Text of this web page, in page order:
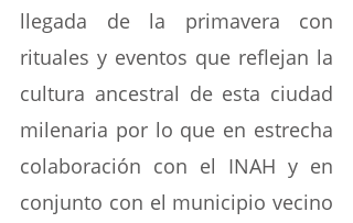
llegada de la primavera con
rituales y eventos que reflejan la
cultura ancestral de esta ciudad
milenaria por lo que en estrecha
colaboración con el INAH y en
conjunto con el municipio vecino